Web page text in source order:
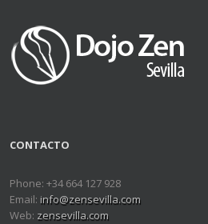
CONTACTO
Phone: +34 664 127 928
Email: info@zensevilla.com
Web: zensevilla.com